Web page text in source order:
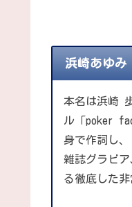
浜崎あゆみ
本名は浜崎
ル「poker
身で作詞し、
雑誌グラビ
る徹底した